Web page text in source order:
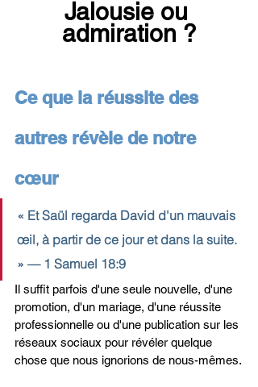
Jalousie ou
admiration ?
Ce que la réussite des
autres révèle de notre
cœur
« Et Saül regarda David d'un mauvais
œil, à partir de ce jour et dans la suite.
» — 1 Samuel 18:9
Il suffit parfois d'une seule nouvelle, d'une
promotion, d'un mariage, d'une réussite
professionnelle ou d'une publication sur les
réseaux sociaux pour révéler quelque
chose que nous ignorions de nous-mêmes.